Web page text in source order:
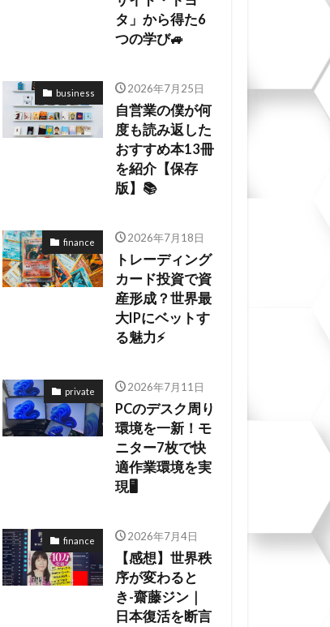
タ」から得た6
つの学び🚙
business 2026年7月25日
自営業の僕が何
度も読み返した
おすすめ本13冊
を紹介【保存
版】📚
finance 2026年7月18日
トレーディング
カード投資で資
産形成？世界最
大IPにベットす
る魅力⚡
private 2026年7月11日
PCのデスク周り
環境を一新！モ
ニター7枚で快
適作業環境を実
現🖥️
finance 2026年7月4日
【感想】世界秩
序が変わると
き-齋藤ジン｜
日本復活を断言